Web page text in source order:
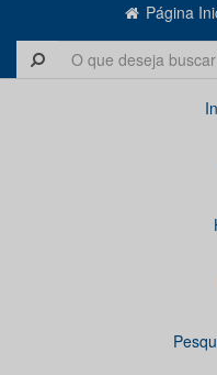
Página